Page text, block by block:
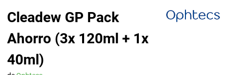
Cleadew GP Pack
Ahorro (3x 120ml + 1x
40ml)